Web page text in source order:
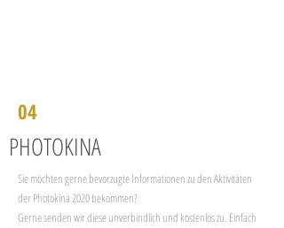
04
PHOTOKINA
Sie möchten gerne bevorzugte Informationen zu den Aktivitäten
der Photokina 2020 bekommen?
Gerne senden wir diese unverbindlich und kostenlos zu. Einfach